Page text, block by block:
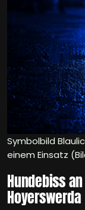
Symbolbild
einem Einsatz
Hundebiss
Hoyerswerda